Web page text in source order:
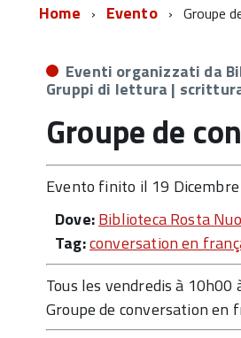
Home
Evento Groupe
Eventi organizzati da
Gruppi di lettura |
Groupe de
Evento finito il 19
Dove:Biblioteca Rosta
Tag:conversation en
Tous les vendredis à
Groupe de conversation en